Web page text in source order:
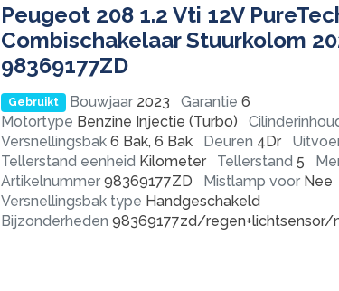
Peugeot 208 1.2 Vti 12V
Combischakelaar Stuurkolom
98369177ZD
Gebruikt Bouwjaar2023 Garantie 6
Motortype Benzine Injectie (Turbo)
Versnellingsbak 6 Bak, 6 Bak Deuren 4Dr
Tellerstand eenheid Kilometer Tellerstand 5
Artikelnummer 98369177ZD Mistlamp voor Nee
Versnellingsbak type Handgeschakeld
Bijzonderheden 98369177zd/regen+lichtsensor/